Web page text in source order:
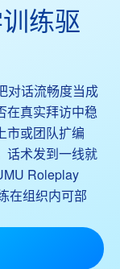
练驱
对话流畅度当成
在真实拜访中稳
市或团队扩编
话术发到一线就
Roleplay
在组织内可部